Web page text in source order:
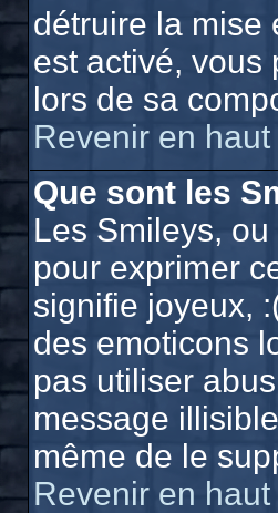
détruire la mise
est activé, vous
lors de sa
Revenir en haut
Que sont les
Les Smileys,
pour exprimer
signifie joyeux,
des emoticons
pas utiliser
message
même de le
Revenir en haut